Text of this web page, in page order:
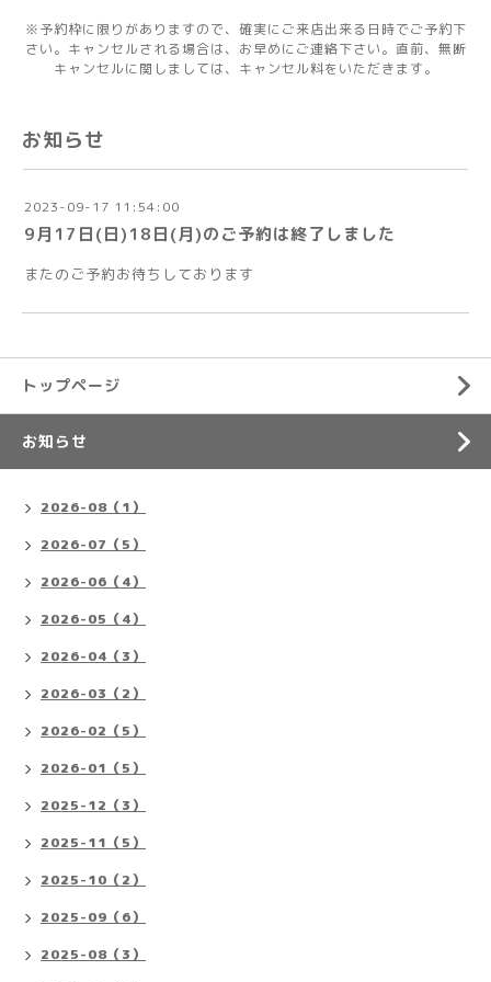
※予約枠に限りがありますので、確実にご来店出来る日時でご予約下
さい。キャンセルされる場合は、お早めにご連絡下さい。直前、無断
キャンセルに関しましては、キャンセル料をいただきます。
お知らせ
2023-09-17 11:54:00
9月17日(日)18日(月)のご予約は終了しました
またのご予約お待ちしております
トップページ
お知らせ
2026-08（1）
2026-07（5）
2026-06（4）
2026-05（4）
2026-04（3）
2026-03（2）
2026-02（5）
2026-01（5）
2025-12（3）
2025-11（5）
2025-10（2）
2025-09（6）
2025-08（3）